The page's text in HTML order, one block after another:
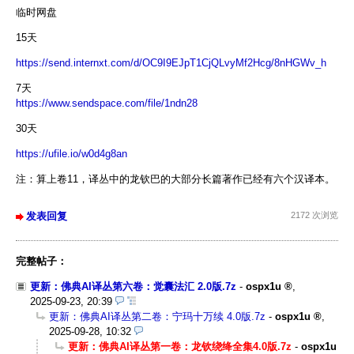
临时网盘
15天
https://send.internxt.com/d/OC9I9EJpT1CjQLvyMf2Hcg/8nHGWv_h
7天
https://www.sendspace.com/file/1ndn28
30天
https://ufile.io/w0d4g8an
注：算上卷11，译丛中的龙钦巴的大部分长篇著作已经有六个汉译本。
发表回复 2172 次浏览
完整帖子：
更新：佛典AI译丛第六卷：觉囊法汇 2.0版.7z - ospx1u
2025-09-23, 20:39
更新：佛典AI译丛第二卷：宁玛十万续 4.0版.7z - ospx1u
2025-09-28, 10:32
更新：佛典AI译丛第一卷：龙钦绕绛全集4.0版.7z - ospx1u